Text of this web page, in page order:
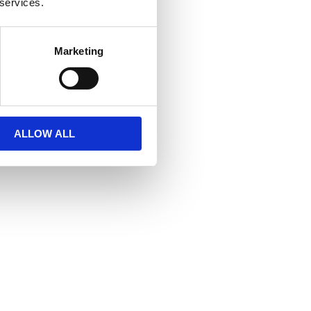
Marketing
ALLOW ALL